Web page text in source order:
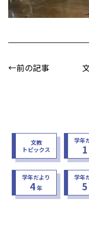
←前の記事
文教
トピックス
学年
1
学年だより
4年
学年
5